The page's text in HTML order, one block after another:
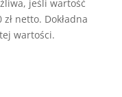
jeśli wartość
netto. Dokładna
wartości.